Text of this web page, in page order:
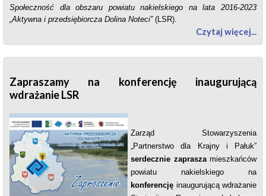
Społeczność dla obszaru powiatu nakielskiego na lata 2016-2023
„Aktywna i przedsiębiorcza Dolina Noteci”(LSR).
Czytaj więcej...
Zapraszamy na konferencję inaugurującą
wdrażanie LSR
Zarząd Stowarzyszenia
„Partnerstwo dla Krajny i Pałuk”
serdecznie zapraszamieszkańców
powiatu nakielskiego na
konferencję inaugurującą wdrażanie